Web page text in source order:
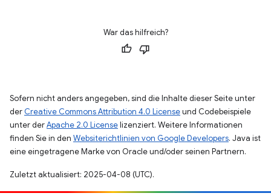
War das hilfreich?
Sofern nicht anders angegeben, sind die Inhalte dieser Seite unter
der Creative Commons Attribution 4.0 Licenseund Codebeispiele
unter derApache 2.0 Licenselizenziert. Weitere Informationen
finden Sie in den Websiterichtlinien von Google Developers. Java ist
eine eingetragene Marke von Oracle und/oder seinen Partnern.
Zuletzt aktualisiert: 2025-04-08 (UTC).